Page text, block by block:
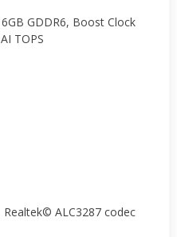
GDDR6, Boost Clock
TOPS
ALC3287 codec